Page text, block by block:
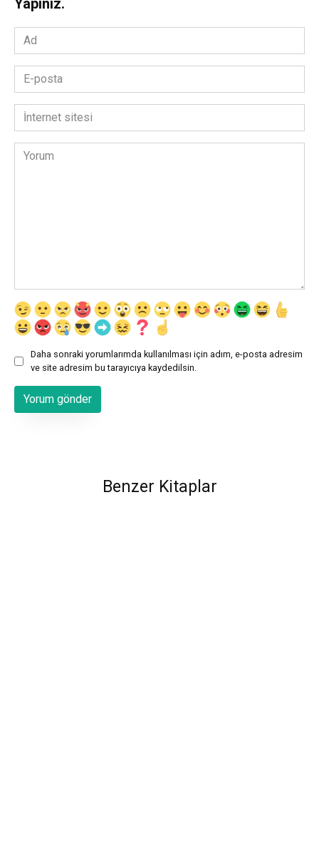
Ad
*
posta
*İnternet
sitesi
Yorum
Daha sonraki yorumlarımda kullanılması için adım, e-posta adresim
ve site adresim bu tarayıcıya kaydedilsin.
Benzer Kitaplar